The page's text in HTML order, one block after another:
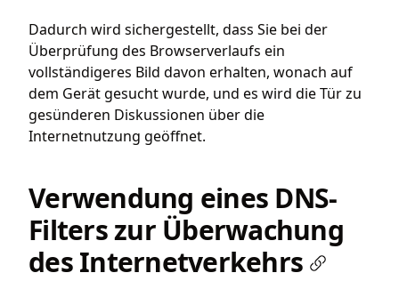
Dadurch wird sichergestellt, dass Sie bei der
Überprüfung des Browserverlaufs ein
vollständigeres Bild davon erhalten, wonach auf
dem Gerät gesucht wurde, und es wird die Tür zu
gesünderen Diskussionen über die
Internetnutzung geöffnet.
Verwendung eines DNS-
Filters zur Überwachung
des Internetverkehrs